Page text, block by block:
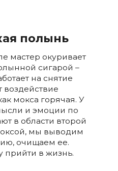
полынь
мастер окуривает
сигарой –
на снятие
воздействие
мокса горячая. У
и эмоции по
в области второй
мы выводим
очищаем ее.
прийти в жизнь.